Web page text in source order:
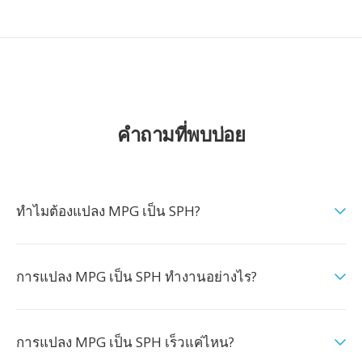
คำถามที่พบบ่อย
ทำไมต้องแปลง MPG เป็น SPH?
การแปลง MPG เป็น SPH ทำงานอย่างไร?
การแปลง MPG เป็น SPH เร็วแค่ไหน?